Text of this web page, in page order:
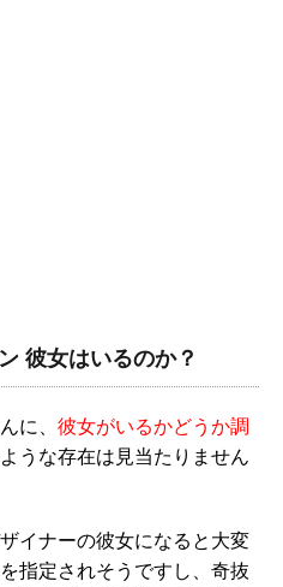
彼女はいるのか？
に、 彼女がいるかどうか調
うな存在は見当たりません
イナーの彼女になると大変
指定されそうですし、奇抜